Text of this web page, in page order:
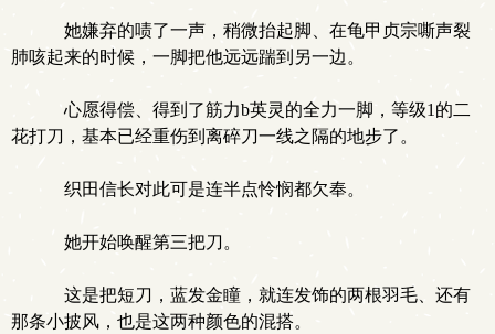
她嫌弃的啧了一声，稍微抬起脚、在龟甲贞宗嘶声裂
肺咳起来的时候，一脚把他远远踹到另一边。
心愿得偿、得到了筋力b英灵的全力一脚，等级1的二
花打刀，基本已经重伤到离碎刀一线之隔的地步了。
织田信长对此可是连半点怜悯都欠奉。
她开始唤醒第三把刀。
这是把短刀，蓝发金瞳，就连发饰的两根羽毛、还有
那条小披风，也是这两种颜色的混搭。